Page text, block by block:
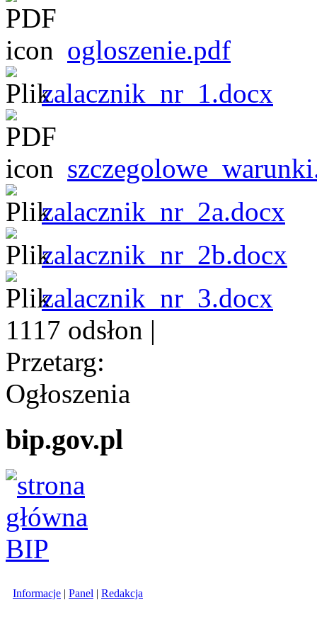
ogloszenie.pdf
zalacznik_nr_1.docx
zalacznik_nr_2a.docx
zalacznik_nr_2b.docx
zalacznik_nr_3.docx
1117 odsłon |
Przetarg:
Ogłoszenia
bip.gov.pl
Informacje | Panel | Redakcja